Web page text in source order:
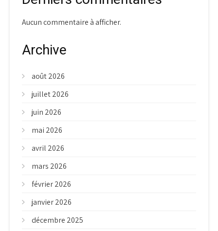
Aucun commentaire à afficher.
Archive
août 2026
juillet 2026
juin 2026
mai 2026
avril 2026
mars 2026
février 2026
janvier 2026
décembre 2025